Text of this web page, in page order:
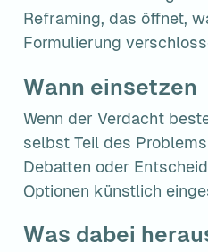
Reframing, das öffnet,
Formulierung
Wann einsetzen
Wenn der Verdacht
selbst Teil des
Debatten oder
Optionen künstlich
Was dabei